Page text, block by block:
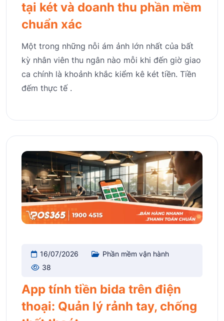
tại két và doanh thu phần mềm
chuẩn xác
Một trong những nỗi ám ảnh lớn nhất của bất
kỳ nhân viên thu ngân nào mỗi khi đến giờ giao
ca chính là khoảnh khắc kiểm kê két tiền. Tiền
đếm thực tế .
16/07/2026
Phần mềm vận hành
38
App tính tiền bida trên điện
thoại: Quản lý rảnh tay, chống